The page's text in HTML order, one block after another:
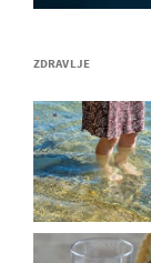
ZDRAVLJE